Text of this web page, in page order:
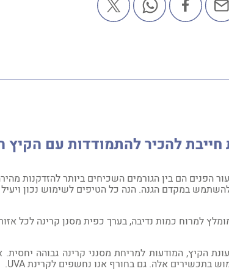
להכיר להתמודדות עם הקיץ
הפנים הם בין הגורמים השכיחים ביותר להזדקנות
במקדם הגנה. הנה כל הטיפים לשימוש נכון ויעיל
למרוח כמות נדיבה, בערך כפית מסנן קרינה לכל
הקיץ, המודעות למריחת מסנני קרינה גבוהה
בתכשירים אלה. גם בחורף אנו נחשפים לקרינתUVA
.